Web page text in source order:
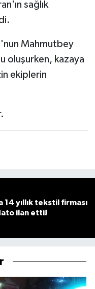
sağlık
Mahmutbey
oluşurken, kazaya
ekiplerin
14 yıllık tekstil firması
ilan etti!